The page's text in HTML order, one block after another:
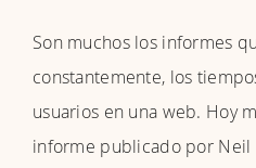
Son muchos los informes
constantemente, los
usuarios en una web. Hoy
informe publicado por Neil